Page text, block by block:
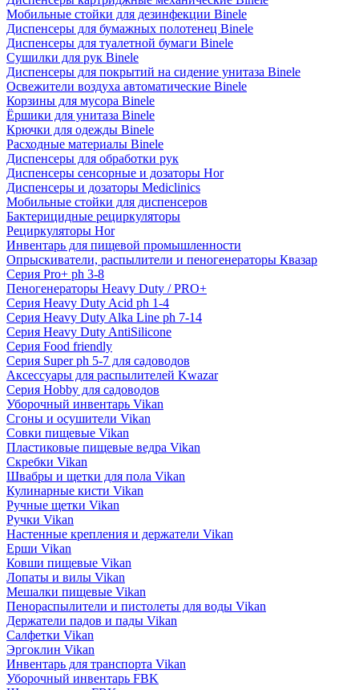
Мобильные стойки для дезинфекции Binele
Диспенсеры для бумажных полотенец Binele
Диспенсеры для туалетной бумаги Binele
Сушилки для рук Binele
Диспенсеры для покрытий на сидение унитаза Binele
Освежители воздуха автоматические Binele
Корзины для мусора Binele
Ёршики для унитаза Binele
Крючки для одежды Binele
Расходные материалы Binele
Диспенсеры для обработки рук
Диспенсеры сенсорные и дозаторы Hor
Диспенсеры и дозаторы Mediclinics
Мобильные стойки для диспенсеров
Бактерицидные рециркуляторы
Рециркуляторы Hor
Инвентарь для пищевой промышленности
Опрыскиватели, распылители и пеногенераторы Квазар
Серия Pro+ ph 3-8
Пеногенераторы Heavy Duty / PRO+
Серия Heavy Duty Acid ph 1-4
Серия Heavy Duty Alka Line ph 7-14
Серия Heavy Duty AntiSilicone
Серия Food friendly
Серия Super ph 5-7 для садоводов
Аксессуары для распылителей Kwazar
Серия Hobby для садоводов
Уборочный инвентарь Vikan
Сгоны и осушители Vikan
Совки пищевые Vikan
Пластиковые пищевые ведра Vikan
Скребки Vikan
Швабры и щетки для пола Vikan
Кулинарные кисти Vikan
Ручные щетки Vikan
Ручки Vikan
Настенные крепления и держатели Vikan
Ерши Vikan
Ковши пищевые Vikan
Лопаты и вилы Vikan
Мешалки пищевые Vikan
Пенораспылители и пистолеты для воды Vikan
Держатели падов и пады Vikan
Салфетки Vikan
Эргоклин Vikan
Инвентарь для транспорта Vikan
Уборочный инвентарь FBK